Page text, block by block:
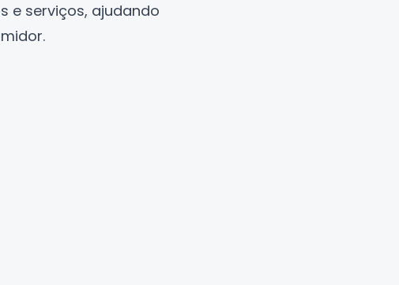
e serviços, ajudando